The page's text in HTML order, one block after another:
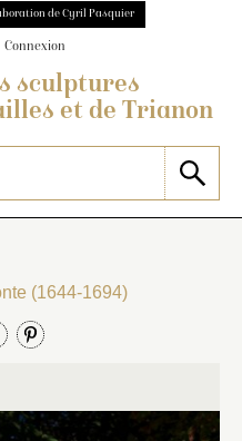
de Cyril Pasquier
Connexion
sculptures
et de Trianon
(1644-1694)